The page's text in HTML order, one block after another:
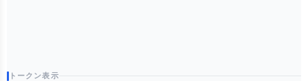
トークン表示